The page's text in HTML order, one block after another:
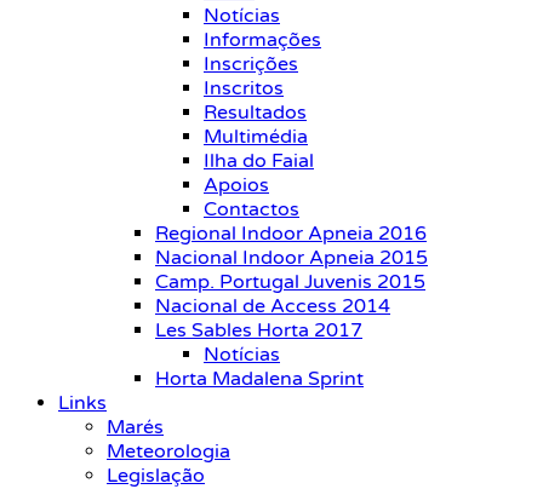
Notícias
Informações
Inscrições
Inscritos
Resultados
Multimédia
Ilha do Faial
Apoios
Contactos
Regional Indoor Apneia 2016
Nacional Indoor Apneia 2015
Camp. Portugal Juvenis 2015
Nacional de Access 2014
Les Sables Horta 2017
Notícias
Horta Madalena Sprint
Links
Marés
Meteorologia
Legislação